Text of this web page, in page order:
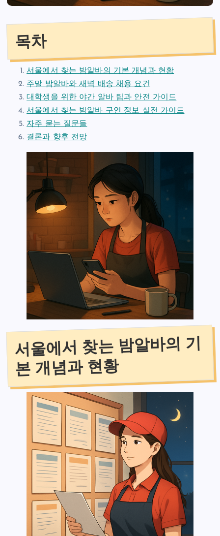
목차
서울에서 찾는 밤알바의 기본 개념과 현황
주말 밤알바와 새벽 배송 채용 요건
대학생을 위한 야간 알바 팁과 안전 가이드
서울에서 찾는 밤알바 구인 정보 실전 가이드
자주 묻는 질문들
결론과 향후 전망
서울에서 찾는 밤알바의 기
본 개념과 현황